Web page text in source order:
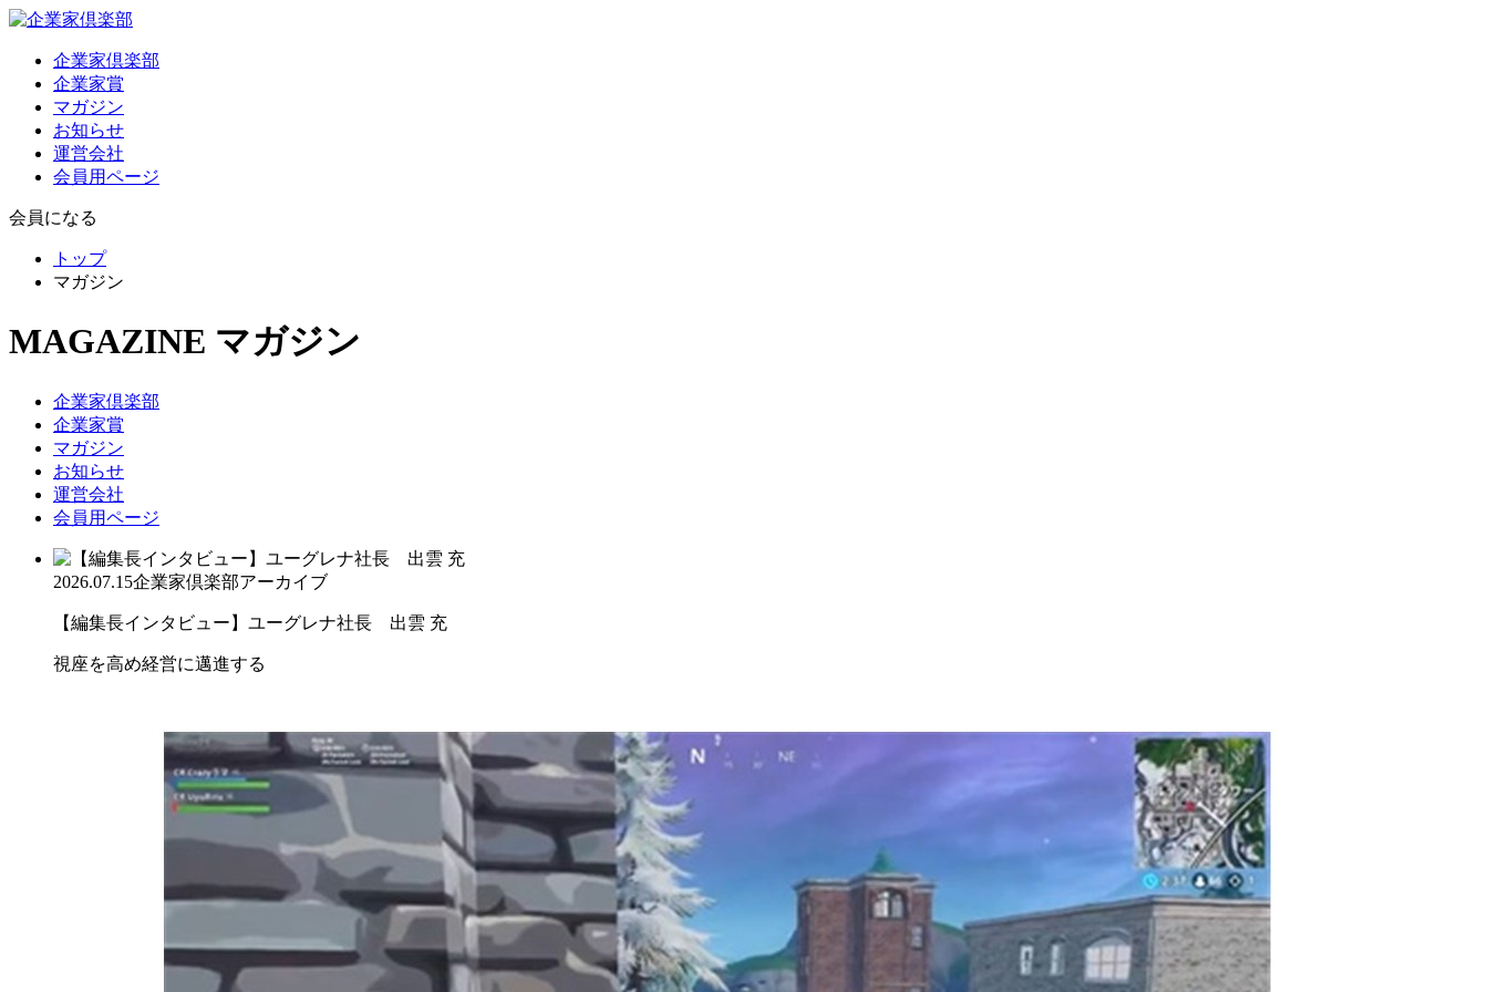
企業家倶楽部
企業家賞
マガジン
お知らせ
運営会社
会員用ページ
会員になる
トップ
マガジン
MAGAZINE マガジン
企業家倶楽部
企業家賞
マガジン
お知らせ
運営会社
会員用ページ
2026.07.15企業家倶楽部アーカイブ
【編集長インタビュー】ユーグレナ社長 出雲 充
視座を高め経営に邁進する